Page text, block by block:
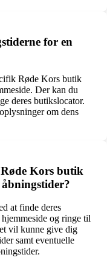
for en
Røde Kors butik
Der kan du
deres butikslocator.
om dens
Kors butik
at finde deres
og ringe til
vil kunne give dig
samt eventuelle